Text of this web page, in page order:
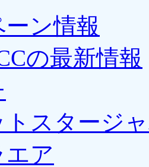
ン情報
の最新情報
トスタージ
ア